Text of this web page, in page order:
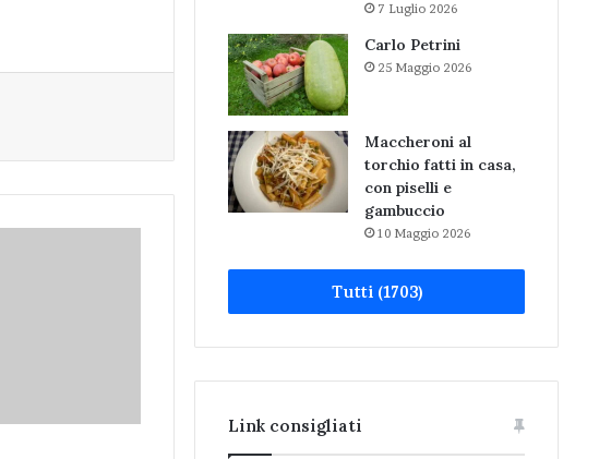
7 Luglio 2026
Carlo Petrini
25 Maggio 2026
Maccheroni al
torchio fatti in casa,
con piselli e
gambuccio
10 Maggio 2026
Tutti (1703)
Link consigliati